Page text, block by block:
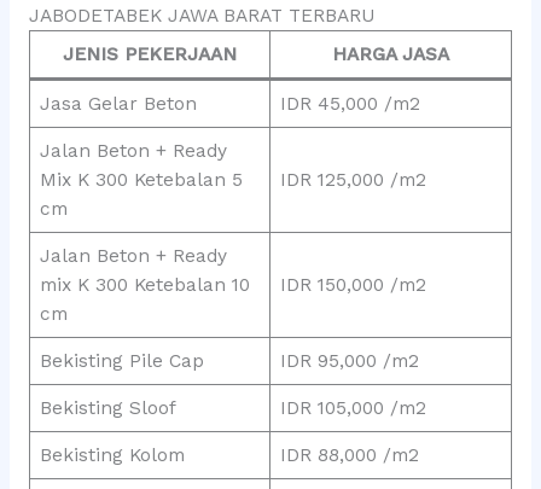
JABODETABEK JAWA BARAT TERBARU
JENIS PEKERJAAN
HARGA JASA
Jasa Gelar Beton IDR 45,000 /m2
Jalan Beton + Ready
Mix K 300 Ketebalan 5
cm
IDR 125,000 /m2
Jalan Beton + Ready
mix K 300 Ketebalan 10
cm
IDR 150,000 /m2
Bekisting Pile Cap IDR 95,000 /m2
Bekisting Sloof IDR 105,000 /m2
Bekisting Kolom IDR 88,000 /m2